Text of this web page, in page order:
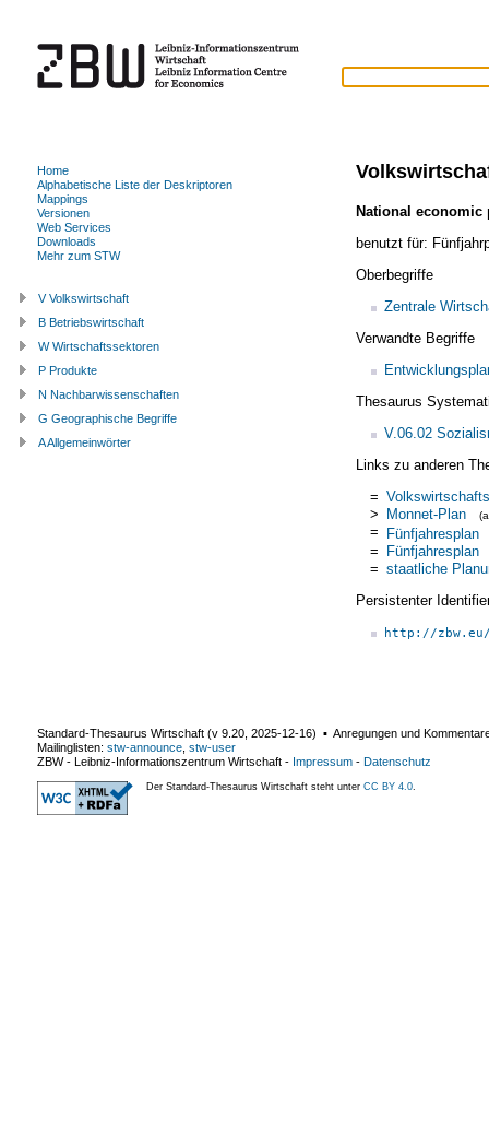
National economic
benutzt für:
Oberbegriffe
Zentrale
Verwandte Begriffe
Thesaurus
V.06.02
Links zu anderen
=
> Monnet-Plan
= Fünfjahresplan
= Fünfjahresplan
= staatliche
Persistenter
http://
Home
Alphabetische Liste der Deskriptoren
Mappings
Versionen
Web Services
Downloads
Mehr zum STW
V Volkswirtschaft
B Betriebswirtschaft
W Wirtschaftssektoren
P Produkte
N Nachbarwissenschaften
G Geographische Begriffe
A Allgemeinwörter
Standard-Thesaurus Wirtschaft (v 9.20 2025-12-16) ▪ Anregungen und
Mailinglisten: stw-announce stw-user
ZBW - Leibniz-Informationszentrum Wirtschaft - Impressum - Datenschutz
Der Standard-Thesaurus Wirtschaft steht unter CC BY 4.0